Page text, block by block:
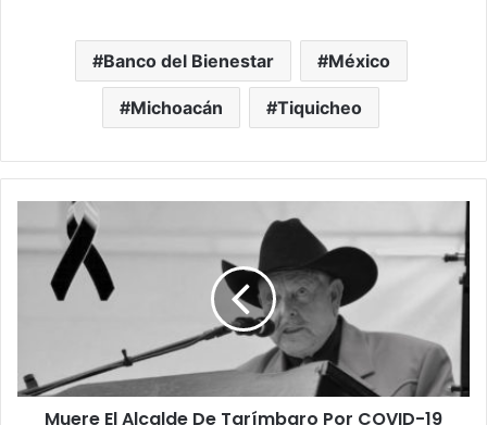
Banco del Bienestar México
Michoacán Tiquicheo
Alcalde
Tarímbaro
19
Muere El Alcalde De Tarímbaro Por COVID-19